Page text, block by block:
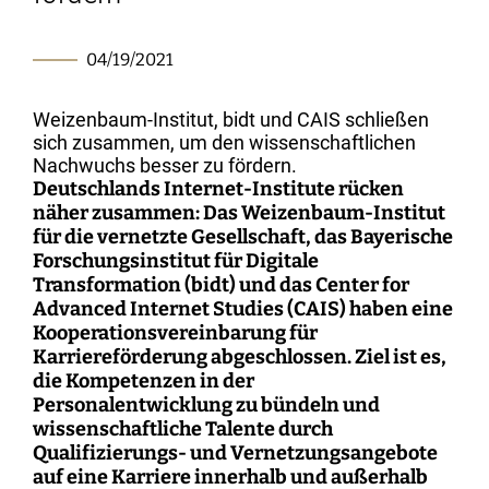
Education for the Digital World
Norm Setting and Decision Processes
Digitalization and Networked Security
Processes
Technology, Power, and Domination
WEIZENBAUM DIGITAL SCIENCE CENTER
Meta Research
Research Syntheses
Weizenbaum Panel
Methods Lab
RESEARCHERS
Researchers
Principal Investigators
Fellowships
MORE
Research Projects
Open Access Publication Fund
The Research of the Set-up Phase
Solidarity in the Networked Society
Policy Roundtable
Open Access Publication Fund
Institute Council
Board of Trustees
Advisory Board
Network
Transfer and Dialogue
Human Ressources
Finance Department
IT
Jobs
Fellowships
Press
Newsletter
04/19/2021
Weizenbaum-Institut, bidt und CAIS schließen
sich zusammen, um den wissenschaftlichen
Nachwuchs besser zu fördern.
Deutschlands Internet-Institute rücken
näher zusammen: Das Weizenbaum-Institut
für die vernetzte Gesellschaft, dasBayerische
Forschungsinstitut für Digitale
Transformation (bidt)und dasCenter for
Advanced Internet Studies (CAIS)haben eine
Kooperationsvereinbarung für
Karriereförderung abgeschlossen. Ziel ist es,
die Kompetenzen in der
Personalentwicklung zu bündeln und
wissenschaftliche Talente durch
Qualifizierungs- und Vernetzungsangebote
auf eine Karriere innerhalb und außerhalb